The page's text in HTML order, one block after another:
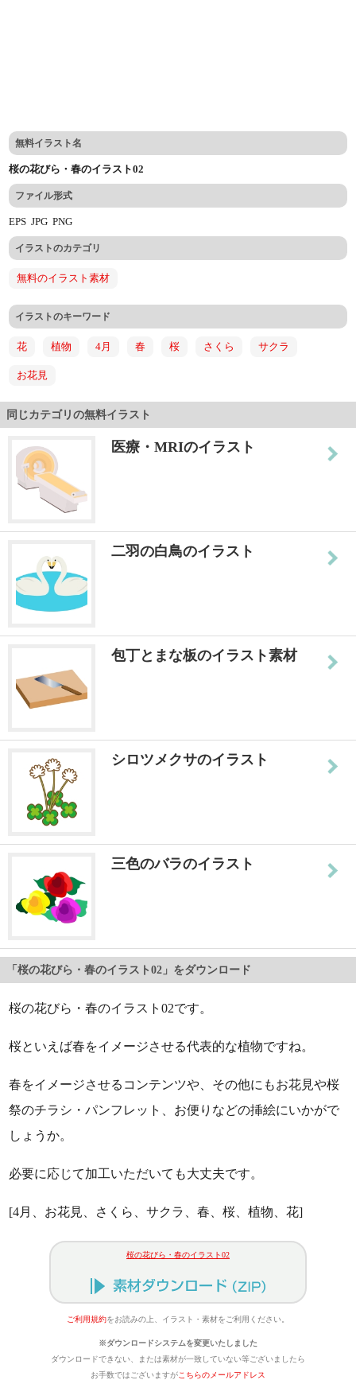
無料イラスト名
桜の花びら・春のイラスト02
ファイル形式
EPSJPGPNG
イラストのカテゴリ
無料のイラスト素材
イラストのキーワード
花 植物 4月 春 桜 さくら サクラ
お花見
同じカテゴリの無料イラスト
医療・MRIのイラスト
二羽の白鳥のイラスト
包丁とまな板のイラスト素材
シロツメクサのイラスト
三色のバラのイラスト
「桜の花びら・春のイラスト02」をダウンロード
桜の花びら・春のイラスト02です。
桜といえば春をイメージさせる代表的な植物ですね。
春をイメージさせるコンテンツや、その他にもお花見や桜
祭のチラシ・パンフレット、お便りなどの挿絵にいかがで
しょうか。
必要に応じて加工いただいても大丈夫です。
[4月、お花見、さくら、サクラ、春、桜、植物、花]
桜の花びら・春のイラスト02
ご利用規約をお読みの上、イラスト・素材をご利用ください。
※ダウンロードシステムを変更いたしました
ダウンロードできない、または素材が一致していない等ございましたら
お手数ではございますがこちらのメールアドレス